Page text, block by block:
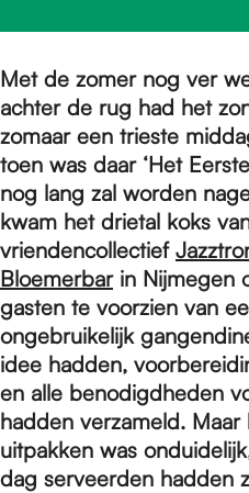
Met de zomer nog ver
achter de rug had het
zomaar een trieste
toen was daar ‘Het
nog lang zal worden
kwam het drietal koks
vriendencollectief
Bloemerbarin Nijmegen
gasten te voorzien van
ongebruikelijk
idee hadden,
en alle benodigdheden
hadden verzameld.
uitpakken was
dag serveerden hadden